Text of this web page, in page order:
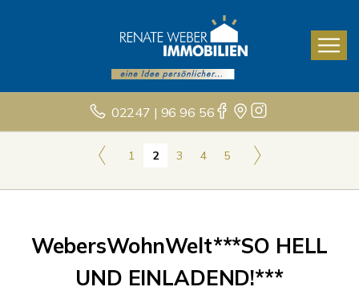
02247 | 96 96 56
1 2 3 4 5
WebersWohnWelt***SO HELL
UND EINLADEND!***